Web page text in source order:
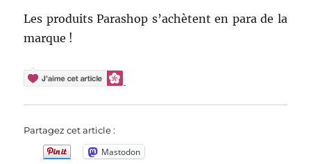
Les produits Parashop s’achètent en para de la
marque !
Partagez cet article :
Mastodon